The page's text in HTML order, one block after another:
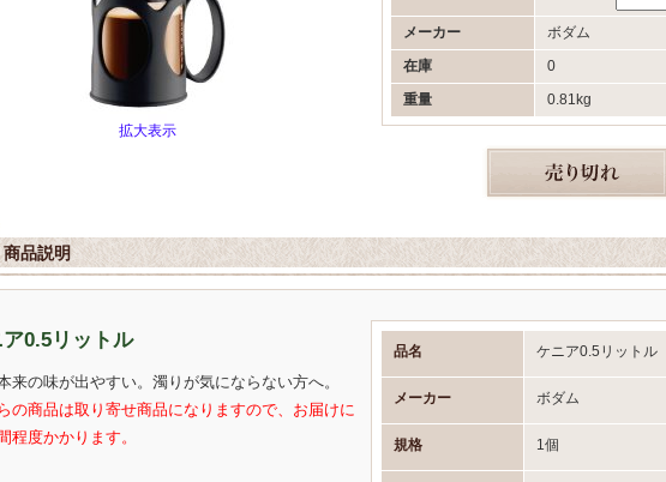
拡大表示
メーカー
ボダム
在庫
0
重量
0.81kg
商品説明
0.5リットル
来の味が出やすい。濁りが気にならない方へ。
の商品は取り寄せ商品になりますので、お届けに
程度かかります。
品名 ケニア0.5リットル
メーカー ボダム
規格 1個